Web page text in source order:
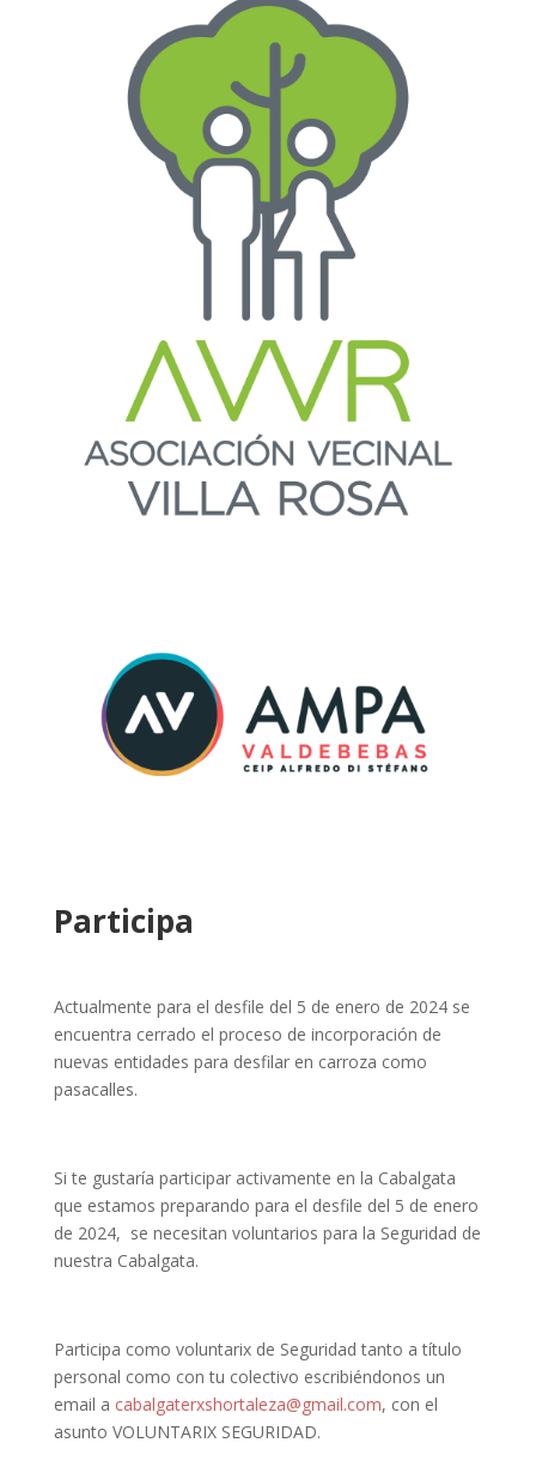
Participa
Actualmente para el desfile del 5 de enero de 2024 se
encuentra cerrado el proceso de incorporación de
nuevas entidades para desfilar en carroza como
pasacalles.
Si te gustaría participar activamente en la Cabalgata
que estamos preparando para el desfile del 5 de enero
de 2024, se necesitan voluntarios para la Seguridad de
nuestra Cabalgata.
Participa como voluntarix de Seguridad tanto a título
personal como con tu colectivo escribiéndonos un
email a cabalgaterxshortaleza@gmail.com, con el
asunto VOLUNTARIX SEGURIDAD.